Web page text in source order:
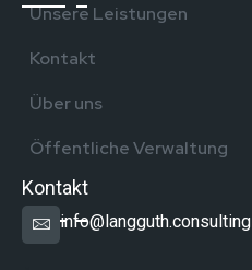
Unsere Leistungen
Kontakt
Über uns
Öffentliche Verwaltung
Kontakt
info@langguth.consulting